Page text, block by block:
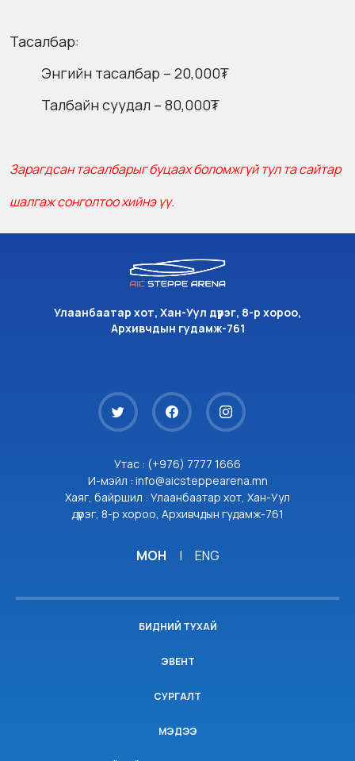
Тасалбар:
Энгийн тасалбар – 20,000₮
Талбайн суудал – 80,000₮
Зарагдсан тасалбарыг буцаах боломжгүй тул та сайтар
шалгаж сонголтоо хийнэ үү.
Улаанбаатар хот, Хан-Уул дүүрэг, 8-р хороо,
Архивчдын гудамж-761
Утас : (+976) 7777 1666
И-мэйл : info@aicsteppearena.mn
Хаяг, байршил : Улаанбаатар хот, Хан-Уул
дүүрэг, 8-р хороо, Архивчдын гудамж-761
МОН | ENG
БИДНИЙ ТУХАЙ
ЭВЕНТ
СУРГАЛТ
МЭДЭЭ